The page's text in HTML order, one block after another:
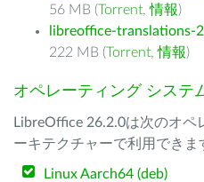
56 MB (Torrent,情報)
libreoffice-translations-
222 MB (Torrent,情報)
オペレーティング システ
LibreOffice 26.2.0は次のオ
ーキテクチャーで利用できま
Linux Aarch64 (deb)